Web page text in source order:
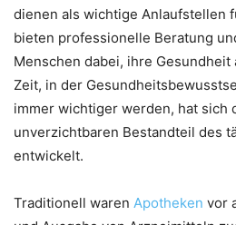
dienen als wichtige Anlaufstellen
bieten professionelle Beratung
Menschen dabei, ihre
Zeit, in der
immer wichtiger werden, hat sich
unverzichtbaren Bestandteil des
entwickelt.
Traditionell waren Apotheken vor